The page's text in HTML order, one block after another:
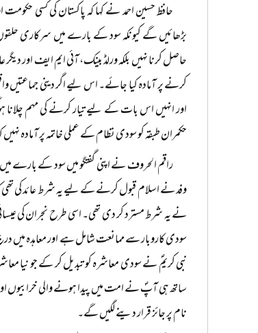
حافظ حسین احمد نے کہا کہ پاکستان کی کسی
بڑھائیں گے کیونکہ سود کے بارے میں سرکاری
حاصل کرنا نہیں بلکہ ورلڈ بینک، آئی ایم ایف اور دیگر
کرنے پر آمادہ کیا جائے۔ اس لیے اگر دینی
اور انہیں اس بات کے لیے تیار کرنے کی مہم چلانا
حکمران طبقہ کو سودی نظام کے عملی خاتمہ پر آمادہ نہیں
راقم الحروف نے اپنی گفتگو میں سود کے بارے
وفد نے اسلام قبول کرنے کے لیے یہ شرط عائد کی
نے یہ شرط مسترد کر دی تھی۔ اسی طرح نجران کی
سودی کاروبار سے ممانعت شامل ہے اور معاہدہ میں
نبی کریمؐ نے سودی معاشرہ کو تبدیل کر کے جو نیا
ساتھ ہی آپؐ نے امت میں پیدا ہونے والی خرابیوں اور
نام پر جائز قرار دینے لگیں گے۔